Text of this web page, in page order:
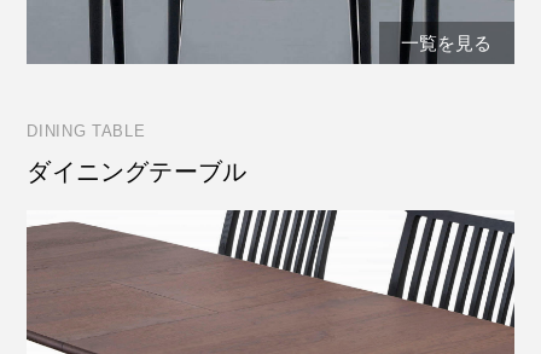
一覧を見る
DINING TABLE
ダイニングテーブル